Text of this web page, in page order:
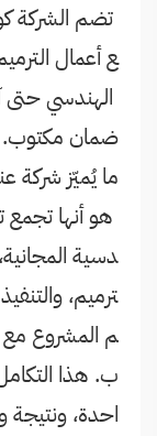
تضم الشركة
ع أعمال
الهندسي
ضمان مكتوب.
ما يُميّز شركة
هو أنها
دسية
ترميم،
م المشروع
ب. هذا
احدة،